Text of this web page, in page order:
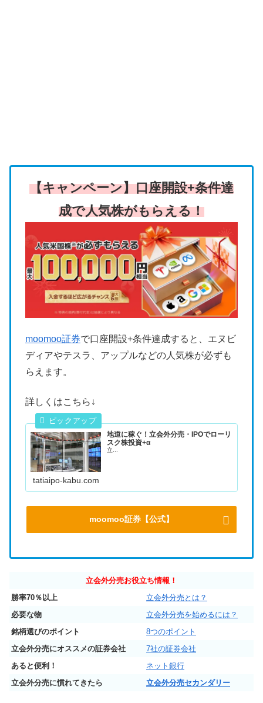
【キャンペーン】口座開設+条件達
成で人気株がもらえる！
moomoo証券で口座開設+条件達成すると、エヌビ
ディアやテスラ、アップルなどの人気株が必ずも
らえます。
詳しくはこちら↓
地道に稼ぐ！立会外分売・IPOでローリ
スク株投資+α
立...
tatiaipo-kabu.com
moomoo証券【公式】
立会外分売お役立ち情報！
勝率70％以上
立会外分売とは？
必要な物
立会外分売を始めるには？
銘柄選びのポイント
8つのポイント
立会外分売にオススメの証券会社
7社の証券会社
あると便利！
ネット銀行
立会外分売に慣れてきたら
立会外分売セカンダリー